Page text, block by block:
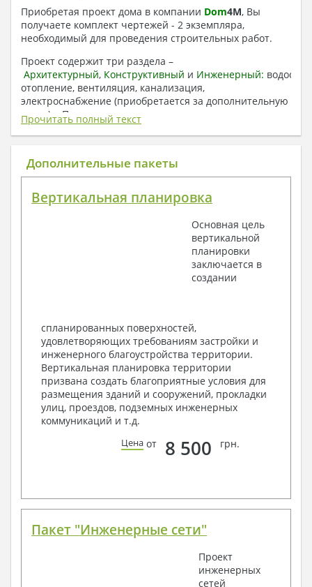
Приобретая проект дома в компании Dom4M, Вы
получаете комплект чертежей - 2 экземпляра,
необходимый для проведения строительных работ.
Проект содержит три раздела –
Архитектурный, Конструктивный и Инженерный:
отопление, вентиляция, канализация,
электроснабжение (приобретается за дополнительную
плату) + Пояснительная записка.
1. Архитектурный раздел:
Общие данные по проекту
Поэтажные маркировочные планы с
Разрезы и состав конструкций
Фасады с ведомостью внешних отделок
Элементы проемов – спецификация
Ведомость перемычек – сечения и
Архитектурные узлы в конструкциях
2. Конструктивный раздел:
Общие данные по проекту
Схемы расположения и расчеты фундаментов
Элементы каркаса – схемы расположения
Схема расположения перекрытий
Опоры перекрытия на стены или Узлы
Элементы кровли – схемы расположения
3. Инженерный раздел (приобретается по желанию
за дополнительную плату):
Условные обозначения с общими данными
Поэтажная система водоснабжения и
Прочитать полный текст
Дополнительные пакеты
Вертикальная планировка
Основная цель
вертикальной
планировки
заключается в
создании
спланированных поверхностей,
удовлетворяющих требованиям застройки и
инженерного благоустройства территории.
Вертикальная планировка территории
призвана создать благоприятные условия для
размещения зданий и сооружений, прокладки
улиц, проездов, подземных инженерных
коммуникаций и т.д.
Цена от 8 500 грн.
Пакет "Инженерные сети"
Проект
инженерных
сетей